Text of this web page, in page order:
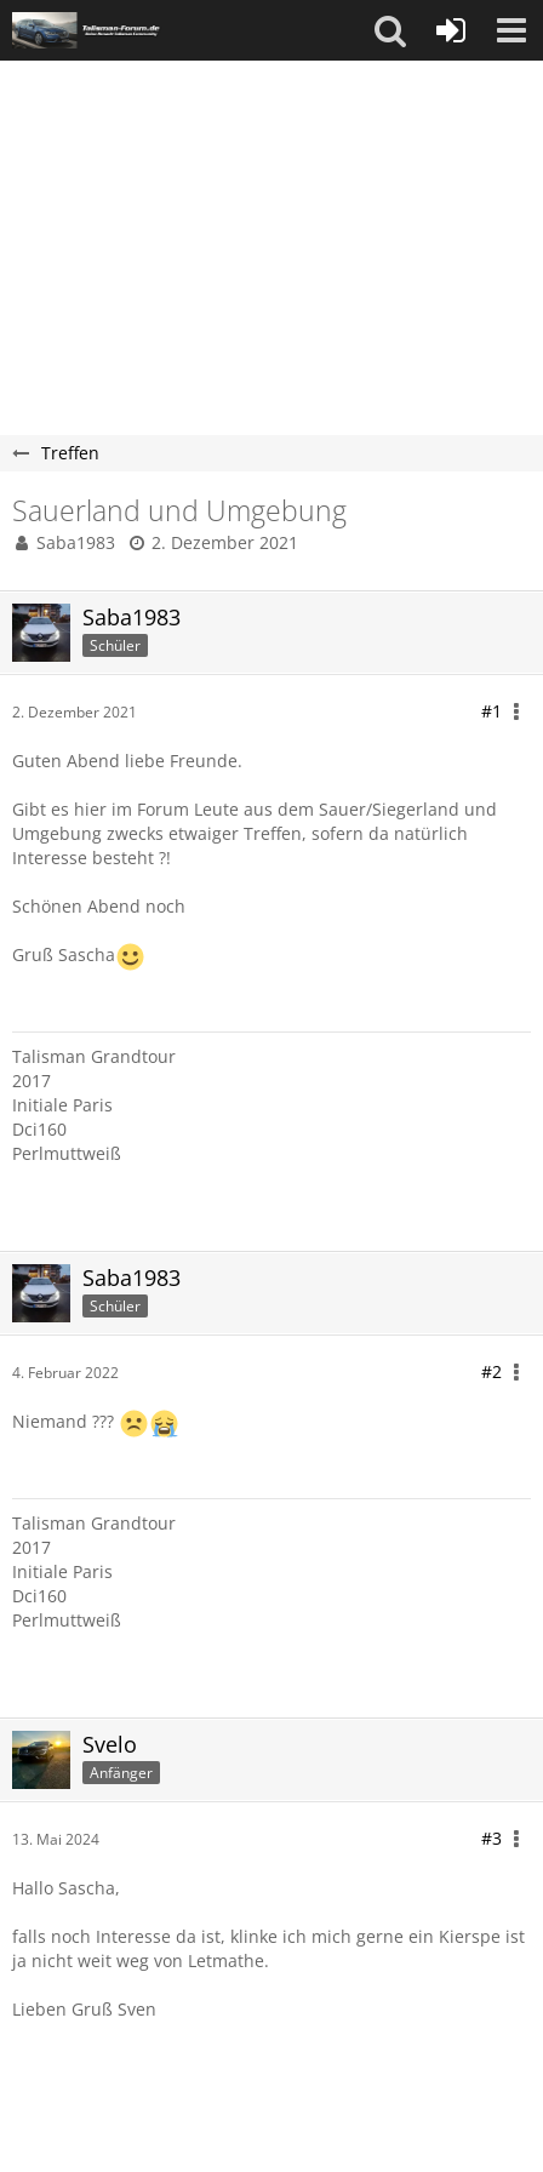
Treffen
Sauerland und Umgebung
Saba1983 2. Dezember 2021
Saba1983
Schüler
2. Dezember 2021 #1
Guten Abend liebe Freunde.
Gibt es hier im Forum Leute aus dem Sauer/Siegerland und
Umgebung zwecks etwaiger Treffen, sofern da natürlich
Interesse besteht ?!
Schönen Abend noch
Gruß Sascha
Talisman Grandtour
2017
Initiale Paris
Dci160
Perlmuttweiß
Saba1983
Schüler
4. Februar 2022 #2
Niemand ???
Talisman Grandtour
2017
Initiale Paris
Dci160
Perlmuttweiß
Svelo
Anfänger
13. Mai 2024 #3
Hallo Sascha,
falls noch Interesse da ist, klinke ich mich gerne ein Kierspe ist
ja nicht weit weg von Letmathe.
Lieben Gruß Sven